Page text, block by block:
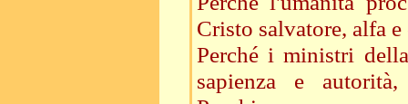
Cristo salvatore, alfa
Perché i ministri
sapienza e